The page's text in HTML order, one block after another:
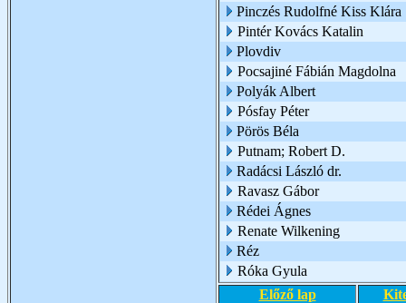
Pinczés Rudolfné Kiss Klára
Pintér Kovács Katalin
Plovdiv
Pocsajiné Fábián Magdolna
Polyák Albert
Pósfay Péter
Pörös Béla
Putnam; Robert D.
Radácsi László dr.
Ravasz Gábor
Rédei Ágnes
Renate Wilkening
Réz
Róka Gyula
Előző lap